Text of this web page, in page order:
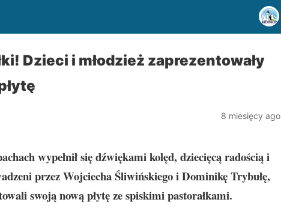
Dzieci i młodzież zaprezentowały
8 miesięcy ago
wypełnił się dźwiękami kolęd, dziecięcą radością i
przez Wojciecha Śliwińskiego i Dominikę Trybułę,
swoją nową płytę ze spiskimi pastorałkami.